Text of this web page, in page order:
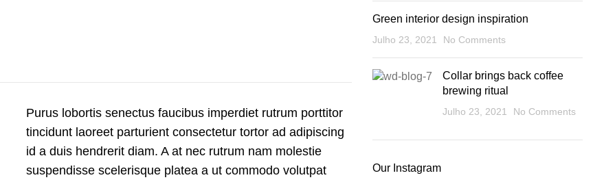
Purus lobortis senectus faucibus imperdiet rutrum porttitor
tincidunt laoreet parturient consectetur tortor ad adipiscing
id a duis hendrerit diam. A at nec rutrum nam molestie
suspendisse scelerisque platea a ut commodo volutpat
Green interior design inspiration
Julho 23, 2021 No Comments
Collar brings back coffee
brewing ritual
Julho 23, 2021 No Comments
Our Instagram